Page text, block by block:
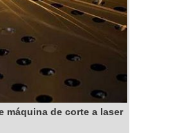
máquina de corte a laser